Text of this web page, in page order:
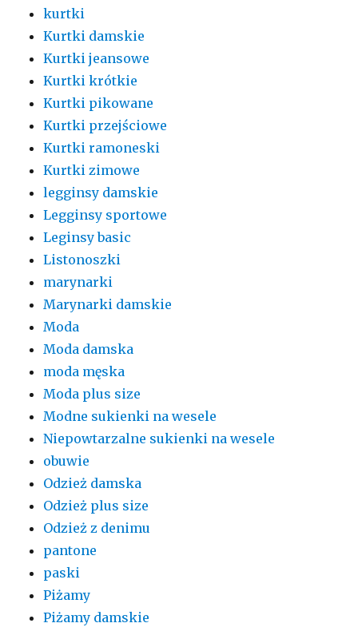
kurtki
Kurtki damskie
Kurtki jeansowe
Kurtki krótkie
Kurtki pikowane
Kurtki przejściowe
Kurtki ramoneski
Kurtki zimowe
legginsy damskie
Legginsy sportowe
Leginsy basic
Listonoszki
marynarki
Marynarki damskie
Moda
Moda damska
moda męska
Moda plus size
Modne sukienki na wesele
Niepowtarzalne sukienki na wesele
obuwie
Odzież damska
Odzież plus size
Odzież z denimu
pantone
paski
Piżamy
Piżamy damskie